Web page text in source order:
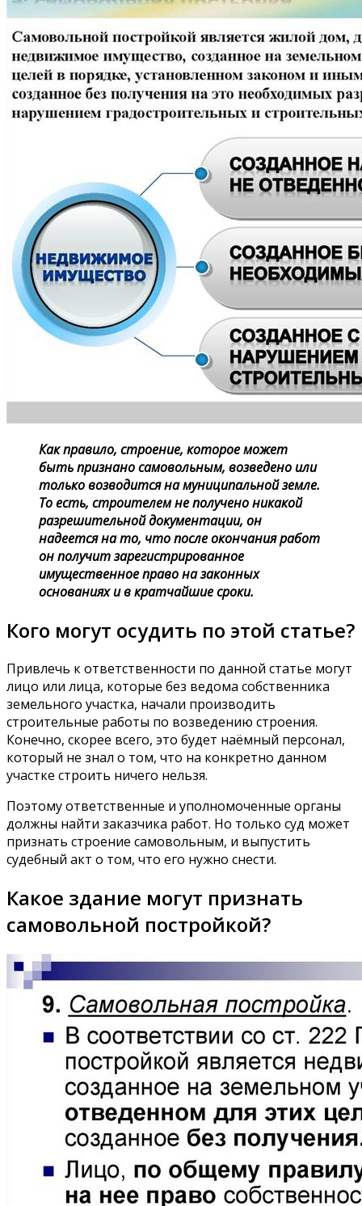
Как правило, строение, которое может
быть признано самовольным, возведено или
только возводится на муниципальной земле.
То есть, строителем не получено никакой
разрешительной документации, он
надеется на то, что после окончания работ
он получит зарегистрированное
имущественное право на законных
основаниях и в кратчайшие сроки.
Кого могут осудить по этой статье?
Привлечь к ответственности по данной статье могут
лицо или лица, которые без ведома собственника
земельного участка, начали производить
строительные работы по возведению строения.
Конечно, скорее всего, это будет наёмный персонал,
который не знал о том, что на конкретно данном
участке строить ничего нельзя.
Поэтому ответственные и уполномоченные органы
должны найти заказчика работ. Но только суд может
признать строение самовольным, и выпустить
судебный акт о том, что его нужно снести.
Какое здание могут признать
самовольной постройкой?